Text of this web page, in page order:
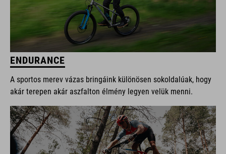
ENDURANCE
A sportos merev vázas bringáink különösen sokoldalúak, hogy
akár terepen akár aszfalton élmény legyen velük menni.